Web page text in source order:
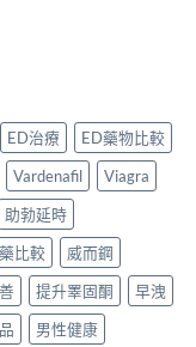
ED治療
ED藥物比較
Vardenafil
Viagra
助勃延時
比較
威而鋼
提升睪固酮
早洩
男性健康